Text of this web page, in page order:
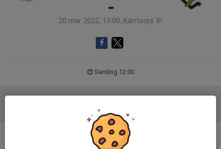
-
20 mar 2022, 13:00, Kärrtorps IP
Samling 12:00
Ingen uppställning ifylld